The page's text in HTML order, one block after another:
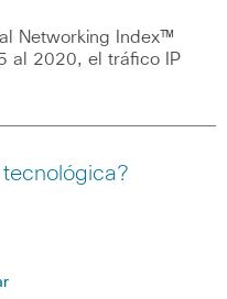
Networking Index™
al 2020, el tráfico IP